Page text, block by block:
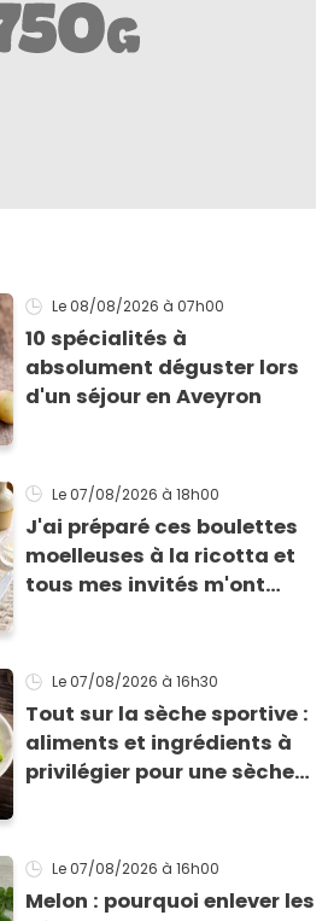
Le 08/08/2026 à 07h00
10 spécialités à
absolument déguster lors
d'un séjour en Aveyron
Le 07/08/2026 à 18h00
J'ai préparé ces boulettes
moelleuses à la ricotta et
tous mes invités m'ont
Le 07/08/2026 à 16h30
Tout sur la sèche sportive :
aliments et ingrédients à
privilégier pour une sèche
Le 07/08/2026 à 16h00
Melon : pourquoi enlever les